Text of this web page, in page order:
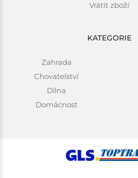
Vrátit zboží
KATEGORIE
Zahrada
Chovatelství
Dílna
Domácnost